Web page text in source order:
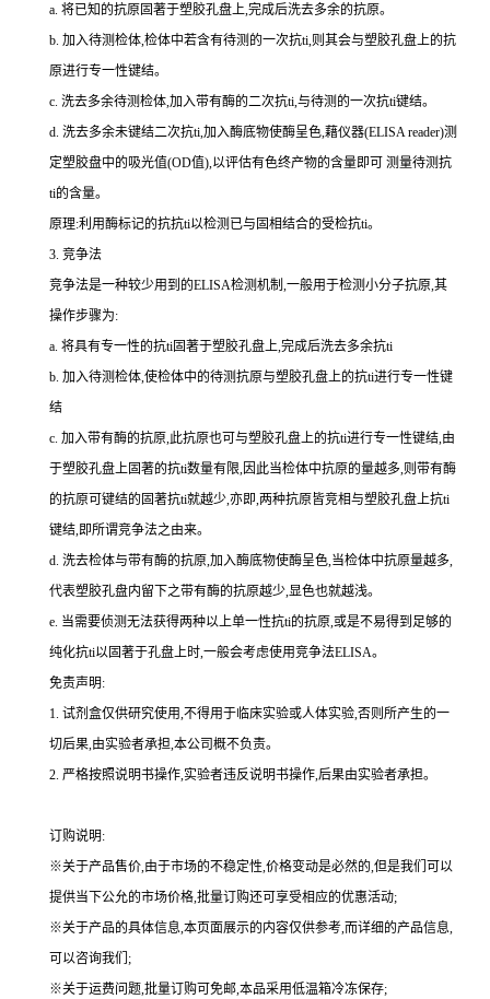
a. 将已知的抗原固著于塑胶孔盘上,完成后洗去多余的抗原。
b. 加入待测检体,检体中若含有待测的一次抗ti,则其会与塑胶孔盘上的抗
原进行专一性键结。
c. 洗去多余待测检体,加入带有酶的二次抗ti,与待测的一次抗ti键结。
d. 洗去多余未键结二次抗ti,加入酶底物使酶呈色,藉仪器(ELISA reader)测
定塑胶盘中的吸光值(OD值),以评估有色终产物的含量即可 测量待测抗
ti的含量。
原理:利用酶标记的抗抗ti以检测已与固相结合的受检抗ti。
3. 竞争法
竞争法是一种较少用到的ELISA检测机制,一般用于检测小分子抗原,其
操作步骤为:
a. 将具有专一性的抗ti固著于塑胶孔盘上,完成后洗去多余抗ti
b. 加入待测检体,使检体中的待测抗原与塑胶孔盘上的抗ti进行专一性键
结
c. 加入带有酶的抗原,此抗原也可与塑胶孔盘上的抗ti进行专一性键结,由
于塑胶孔盘上固著的抗ti数量有限,因此当检体中抗原的量越多,则带有酶
的抗原可键结的固著抗ti就越少,亦即,两种抗原皆竞相与塑胶孔盘上抗ti
键结,即所谓竞争法之由来。
d. 洗去检体与带有酶的抗原,加入酶底物使酶呈色,当检体中抗原量越多,
代表塑胶孔盘内留下之带有酶的抗原越少,显色也就越浅。
e. 当需要侦测无法获得两种以上单一性抗ti的抗原,或是不易得到足够的
纯化抗ti以固著于孔盘上时,一般会考虑使用竞争法ELISA。
免责声明:
1. 试剂盒仅供研究使用,不得用于临床实验或人体实验,否则所产生的一
切后果,由实验者承担,本公司概不负责。
2. 严格按照说明书操作,实验者违反说明书操作,后果由实验者承担。
订购说明:
※关于产品售价,由于市场的不稳定性,价格变动是必然的,但是我们可以
提供当下公允的市场价格,批量订购还可享受相应的优惠活动;
※关于产品的具体信息,本页面展示的内容仅供参考,而详细的产品信息,
可以咨询我们;
※关于运费问题,批量订购可免邮,本品采用低温箱冷冻保存;